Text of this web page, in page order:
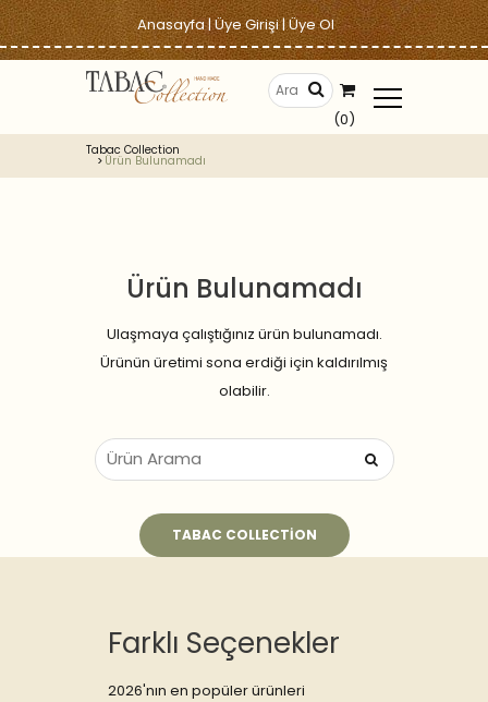
Anasayfa|Üye Girişi|Üye Ol
(0)
Tabac Collection
Ürün Bulunamadı
Ürün Bulunamadı
Ulaşmaya çalıştığınız ürün bulunamadı.
Ürünün üretimi sona erdiği için kaldırılmış
olabilir.
TABAC COLLECTION
Farklı Seçenekler
2026'nın en popüler ürünleri